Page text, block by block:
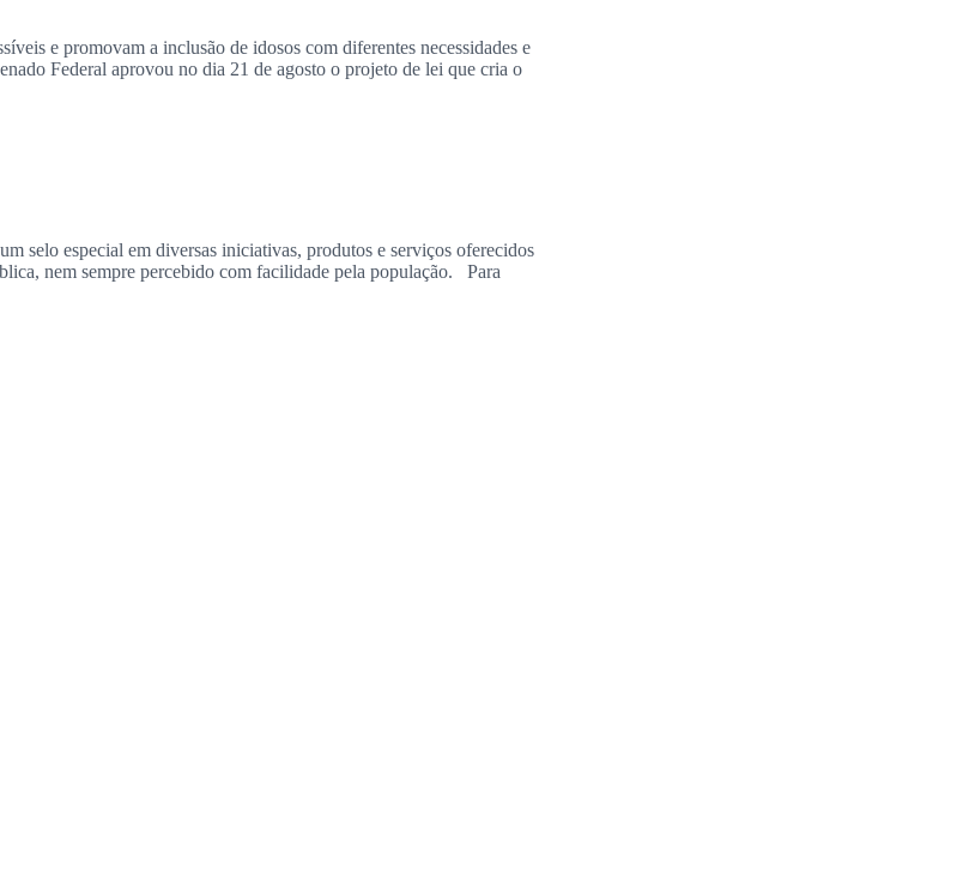
e promovam a inclusão de idosos com diferentes necessidades e
Federal aprovou no dia 21 de agosto o projeto de lei que cria o
selo especial em diversas iniciativas, produtos e serviços oferecidos
nem sempre percebido com facilidade pela população. Para